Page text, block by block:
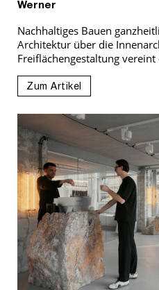
Werner
Nachhaltiges Bauen
Architektur über die
Freiflächengestaltung
Zum Artikel